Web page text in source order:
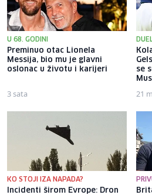
U 68. GODINI
Preminuo otac Lionela
Messija, bio mu je glavni
oslonac u životu i karijeri
3 sata
se
21
KO STOJI IZA NAPADA?
Incidenti širom Evrope: Dron